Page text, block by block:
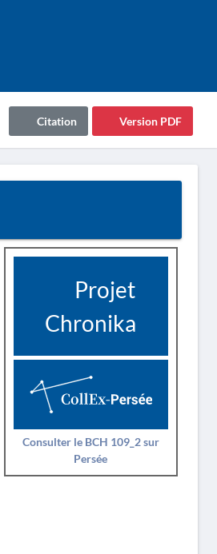
Version PDF
Citation
Projet
Chronika
Consulter le BCH 109_2 sur
Persée